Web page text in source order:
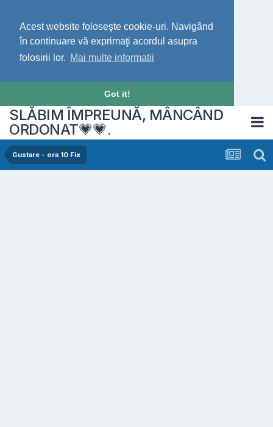
Acest website foloseşte cookie-uri. Navigând
în continuare vă exprimaţi acordul asupra
folosirii lor. Mai multe informatii
Got it!
SLĂBIM ÎMPREUNĂ, MÂNCÂND
ORDONAT💗💗.
Gustare - ora 10 Fix